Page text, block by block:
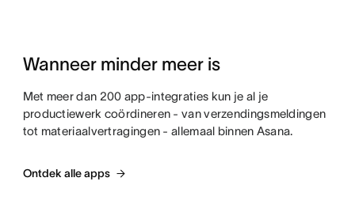
Wanneer minder meer is
Met meer dan 200 app-integraties kun je al je
productiewerk coördineren - van verzendingsmeldingen
tot materiaalvertragingen - allemaal binnen Asana.
Ontdek alle apps